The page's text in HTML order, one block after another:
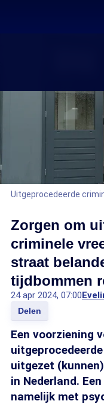
Uitgeprocedeerde
Zorgen om
criminele
straat
tijdbommen
24 apr 2024, 07:00
Delen
Een voorziening
uitgezet
in Nederland.
namelijk met